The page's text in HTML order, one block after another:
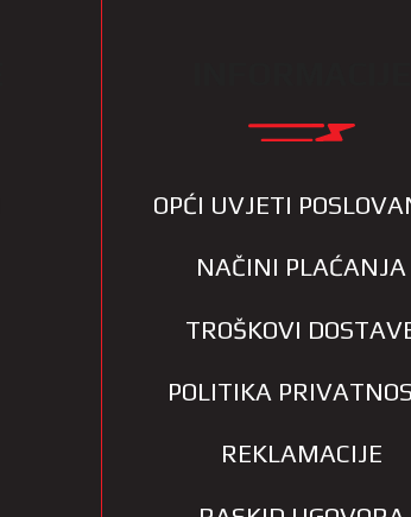
OPĆI UVJETI
NAČINI PLAĆANJA
TROŠKOVI
POLITIKA
REKLAMACIJE